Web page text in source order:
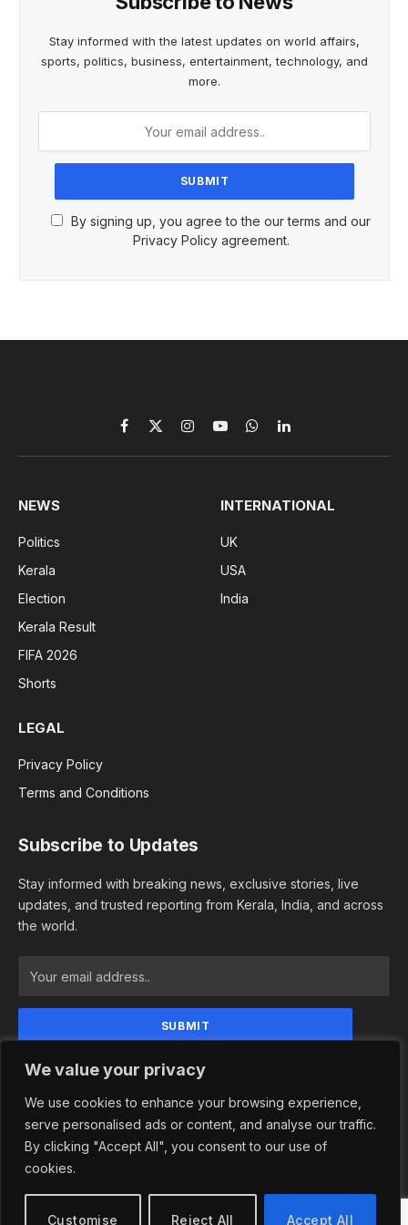
We value your privacy
We use cookies to enhance your browsing experience,
serve personalised ads or content, and analyse our traffic.
By clicking "Accept All", you consent to our use of
cookies.
Customise Reject All Accept All
Stay informed with the latest updates on world affairs,
sports, politics, business, entertainment, technology, and
more.
By signing up, you agree to the our terms and our
Privacy Policy agreement.
Facebook
X
(Twitter)
InstagramYouTubeWhatsAppLinkedIn
NEWS
Politics
Kerala
Election
Kerala Result
FIFA 2026
Shorts
INTERNATIONAL
UK
USA
India
LEGAL
Privacy Policy
Terms and Conditions
Subscribe to Updates
Stay informed with breaking news, exclusive stories, live
updates, and trusted reporting from Kerala, India, and across
the world.
By signing up, you agree to the our terms and our
© 2026 Newsindependence. Designed by
Privacy Policy Terms and Conditions